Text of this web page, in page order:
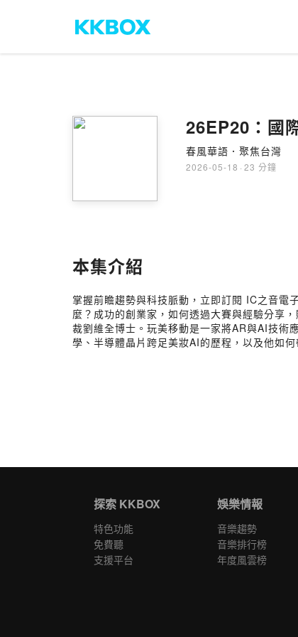
26EP20：國
春風華語．聚焦台灣
2026-05-18 · 23 分鐘
本集介紹
掌握前瞻趨勢與科技脈動，立即訂閱 IC之音電
麼？成功的創業家，如何透過大賽與經驗分享
裁劉維全博士。玩美移動是一家將AR與AI技術
學、半導體晶片跨足美妝AI的歷程，以及他如
探索 KKBOX
特色功能
免費聽
支援平台
娛樂情報
音樂趨勢
音樂排行榜
年度風雲榜